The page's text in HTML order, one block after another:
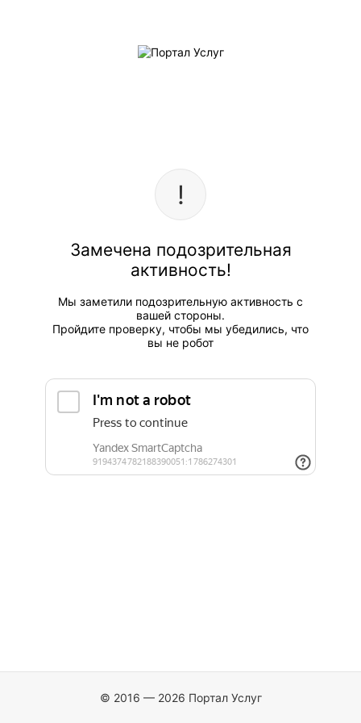
Замечена подозрительная
активность!
Мы заметили подозрительную активность с
вашей стороны.
Пройдите проверку, чтобы мы убедились, что
вы не робот
© 2016 — 2026 Портал Услуг